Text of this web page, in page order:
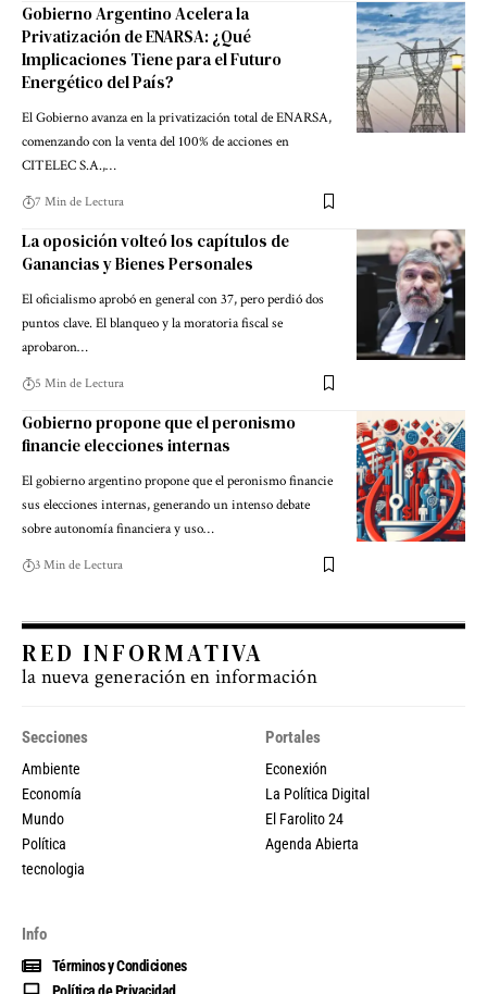
Gobierno Argentino Acelera la
Privatización de ENARSA: ¿Qué
Implicaciones Tiene para el Futuro
Energético del País?
El Gobierno avanza en la privatización total de ENARSA,
comenzando con la venta del 100% de acciones en
CITELEC S.A.,…
7 Min de Lectura
La oposición volteó los capítulos de
Ganancias y Bienes Personales
El oficialismo aprobó en general con 37, pero perdió dos
puntos clave. El blanqueo y la moratoria fiscal se
aprobaron…
5 Min de Lectura
Gobierno propone que el peronismo
financie elecciones internas
El gobierno argentino propone que el peronismo financie
sus elecciones internas, generando un intenso debate
sobre autonomía financiera y uso…
3 Min de Lectura
RED INFORMATIVA
la nueva generación en información
Secciones
Ambiente
Economía
Mundo
Política
tecnologia
Portales
Econexión
La Política Digital
El Farolito 24
Agenda Abierta
Info
Términos y Condiciones
Política de Privacidad